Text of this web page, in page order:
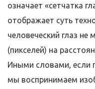
означает «сетчатка
отображает суть
человеческий глаз не
(пикселей) на
Иными словами, если
мы воспринимаем